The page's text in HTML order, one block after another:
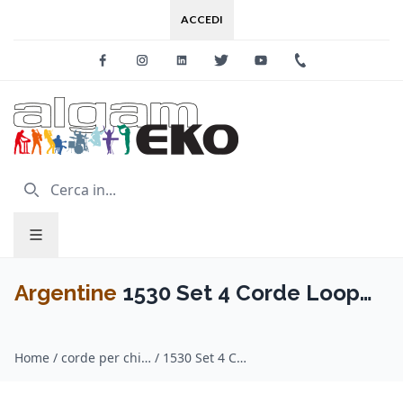
ACCEDI
FacebookInstagramLinkedinTwitter Youtube
Argentine 1530 Set 4 Corde Loop
Home / corde per chitarra / Argentine / 1530 Set 4 Corde Loop End Banjo Tenore